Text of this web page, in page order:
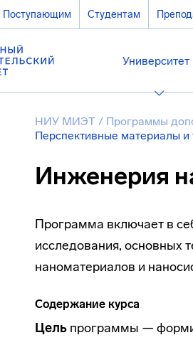
Поступающим Студентам
Университет
НИУ МИЭТ / Программы
Перспективные материалы и
Инженерия
Программа включает в
исследования, основных
наноматериалов и
Содержание курса
Цель программы —